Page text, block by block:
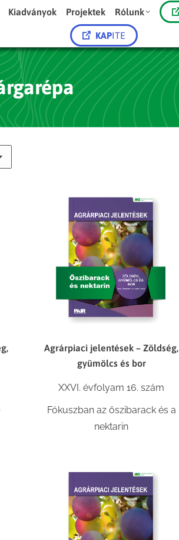
Kiadványok Projektek Rólunk
KAPITE
Agrárpiaci jelentések – Zöldség,
gyümölcs és bor
XXVI. évfolyam 16. szám
Fókuszban az őszibarack és a
nektarin